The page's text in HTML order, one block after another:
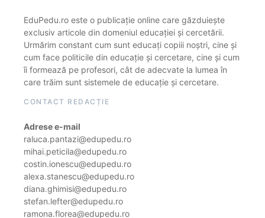
EduPedu.ro este o publicație online care găzduiește
exclusiv articole din domeniul educației și cercetării.
Urmărim constant cum sunt educați copiii noștri, cine și
cum face politicile din educație și cercetare, cine și cum
îi formează pe profesori, cât de adecvate la lumea în
care trăim sunt sistemele de educație și cercetare.
CONTACT REDACȚIE
Adrese e-mail
raluca.pantazi@edupedu.ro
mihai.peticila@edupedu.ro
costin.ionescu@edupedu.ro
alexa.stanescu@edupedu.ro
diana.ghimisi@edupedu.ro
stefan.lefter@edupedu.ro
ramona.florea@edupedu.ro